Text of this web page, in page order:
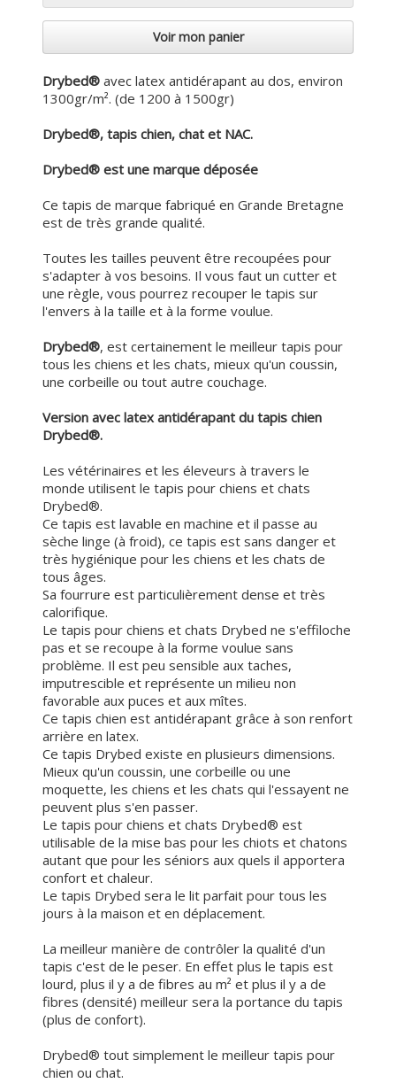
Voir mon panier
Drybed® avec latex antidérapant au dos, environ
1300gr/m². (de 1200 à 1500gr)
Drybed®, tapis chien, chat et NAC.
Drybed® est une marque déposée
Ce tapis de marque fabriqué en Grande Bretagne
est de très grande qualité.
Toutes les tailles peuvent être recoupées pour
s'adapter à vos besoins. Il vous faut un cutter et
une règle, vous pourrez recouper le tapis sur
l'envers à la taille et à la forme voulue.
Drybed®, est certainement le meilleur tapis pour
tous les chiens et les chats, mieux qu'un coussin,
une corbeille ou tout autre couchage.
Version avec latex antidérapant du tapis chien
Drybed®.
Les vétérinaires et les éleveurs à travers le
monde utilisent le tapis pour chiens et chats
Drybed®.
Ce tapis est lavable en machine et il passe au
sèche linge (à froid), ce tapis est sans danger et
très hygiénique pour les chiens et les chats de
tous âges.
Sa fourrure est particulièrement dense et très
calorifique.
Le tapis pour chiens et chats Drybed ne s'effiloche
pas et se recoupe à la forme voulue sans
problème. Il est peu sensible aux taches,
imputrescible et représente un milieu non
favorable aux puces et aux mîtes.
Ce tapis chien est antidérapant grâce à son renfort
arrière en latex.
Ce tapis Drybed existe en plusieurs dimensions.
Mieux qu'un coussin, une corbeille ou une
moquette, les chiens et les chats qui l'essayent ne
peuvent plus s'en passer.
Le tapis pour chiens et chats Drybed® est
utilisable de la mise bas pour les chiots et chatons
autant que pour les séniors aux quels il apportera
confort et chaleur.
Le tapis Drybed sera le lit parfait pour tous les
jours à la maison et en déplacement.
La meilleur manière de contrôler la qualité d'un
tapis c'est de le peser. En effet plus le tapis est
lourd, plus il y a de fibres au m² et plus il y a de
fibres (densité) meilleur sera la portance du tapis
(plus de confort).
Drybed® tout simplement le meilleur tapis pour
chien ou chat.